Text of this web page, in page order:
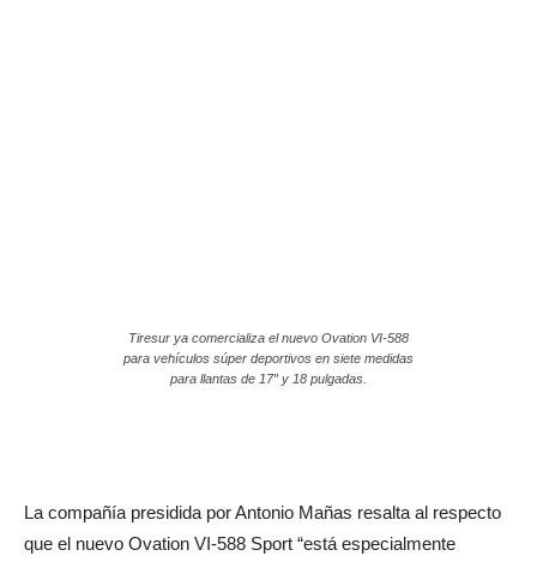
Tiresur ya comercializa el nuevo Ovation VI-588
para vehículos súper deportivos en siete medidas
para llantas de 17″ y 18 pulgadas.
La compañía presidida por Antonio Mañas resalta al respecto
que el nuevo Ovation VI-588 Sport “está especialmente